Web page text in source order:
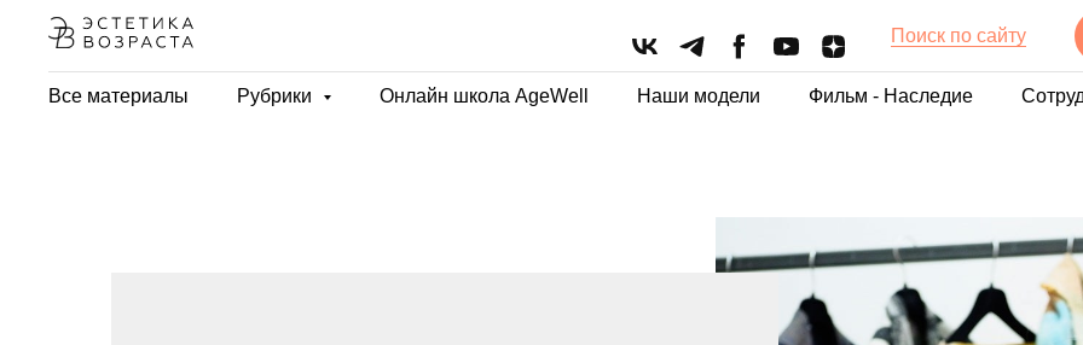
Поиск по сайту
Все материалы Рубрики Онлайн школа AgeWell Наши модели Фильм - Наследие